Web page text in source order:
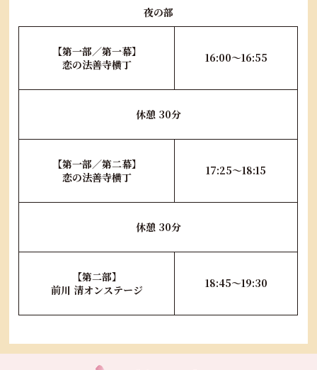
夜の部
【第一部／第一幕】
恋の法善寺横丁
16:00～16:55
休憩 30分
【第一部／第二幕】
恋の法善寺横丁
17:25～18:15
休憩 30分
【第二部】
前川 清オンステージ
18:45～19:30